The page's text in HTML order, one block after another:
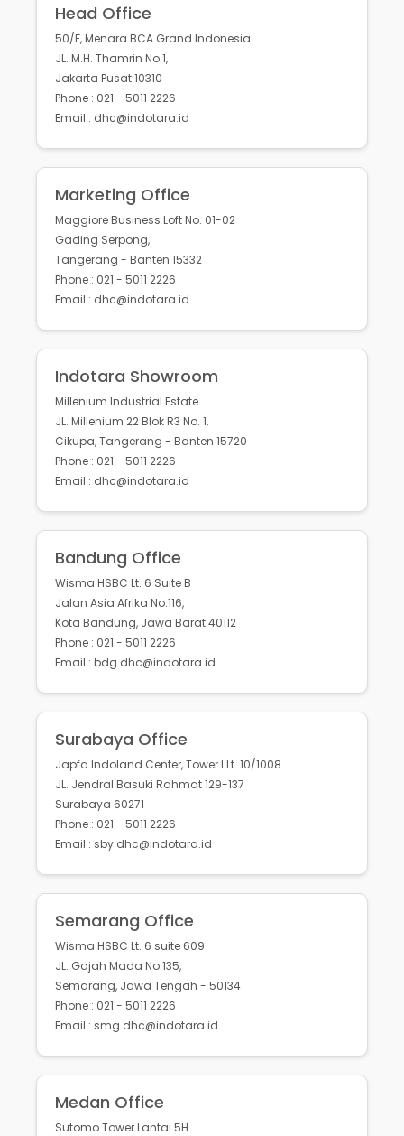
Head Office
50/F, Menara BCA Grand Indonesia
JL. M.H. Thamrin No.1,
Jakarta Pusat 10310
Phone : 021 - 5011 2226
Email : dhc@indotara.id
Marketing Office
Maggiore Business Loft No. 01-02
Gading Serpong,
Tangerang - Banten 15332
Phone : 021 - 5011 2226
Email : dhc@indotara.id
Indotara Showroom
Millenium Industrial Estate
JL. Millenium 22 Blok R3 No. 1,
Cikupa, Tangerang - Banten 15720
Phone : 021 - 5011 2226
Email : dhc@indotara.id
Bandung Office
Wisma HSBC Lt. 6 Suite B
Jalan Asia Afrika No.116,
Kota Bandung, Jawa Barat 40112
Phone : 021 - 5011 2226
Email : bdg.dhc@indotara.id
Surabaya Office
Japfa Indoland Center, Tower I Lt. 10/1008
JL. Jendral Basuki Rahmat 129-137
Surabaya 60271
Phone : 021 - 5011 2226
Email : sby.dhc@indotara.id
Semarang Office
Wisma HSBC Lt. 6 suite 609
JL. Gajah Mada No.135,
Semarang, Jawa Tengah - 50134
Phone : 021 - 5011 2226
Email : smg.dhc@indotara.id
Medan Office
Sutomo Tower Lantai 5H